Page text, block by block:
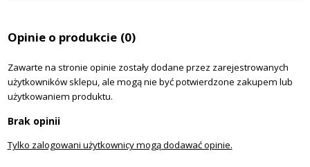
Opinie o produkcie (0)
Zawarte na stronie opinie zostały dodane przez zarejestrowanych
użytkowników sklepu, ale mogą nie być potwierdzone zakupem lub
użytkowaniem produktu.
Brak opinii
Tylko zalogowani użytkownicy mogą dodawać opinie.